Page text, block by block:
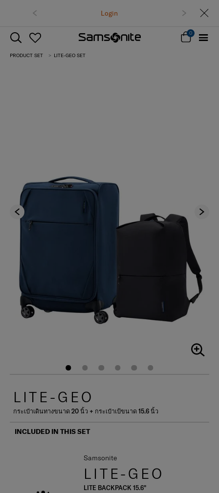
Free delivery on all orders within Thailand.
Track & Trace
0
PRODUCT SET LITE-GEO SET
LITE-GEO
กระเป๋าเดินทางขนาด 20 นิ้ว + กระเป๋าเป้ขนาด 15.6 นิ้ว
INCLUDED IN THIS SET
Samsonite
LITE-GEO
LITE BACKPACK 15.6"